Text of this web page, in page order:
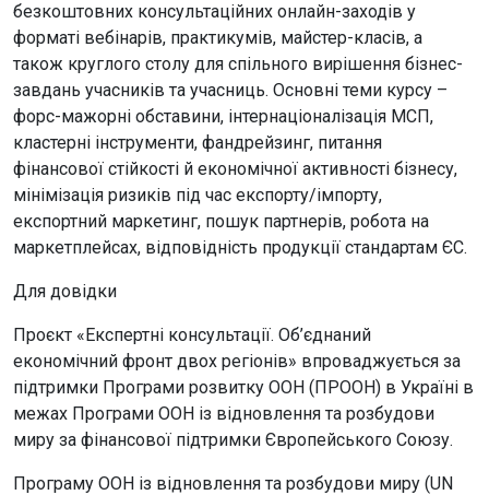
безкоштовних консультаційних онлайн-заходів у
форматі вебінарів, практикумів, майстер-класів, а
також круглого столу для спільного вирішення бізнес-
завдань учасників та учасниць. Основні теми курсу –
форс-мажорні обставини, інтернаціоналізація МСП,
кластерні інструменти, фандрейзинг, питання
фінансової стійкості й економічної активності бізнесу,
мінімізація ризиків під час експорту/імпорту,
експортний маркетинг, пошук партнерів, робота на
маркетплейсах, відповідність продукції стандартам ЄС.
Для довідки
Проєкт «Експертні консультації. Об’єднаний
економічний фронт двох регіонів» впроваджується за
підтримки Програми розвитку ООН (ПРООН) в Україні в
межах Програми ООН із відновлення та розбудови
миру за фінансової підтримки Європейського Союзу.
Програму ООН із відновлення та розбудови миру (UN